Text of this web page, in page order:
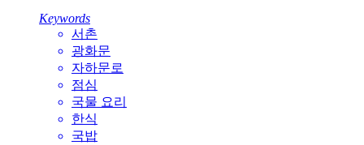
Keywords
서촌
광화문
자하문로
점심
국물 요리
한식
국밥